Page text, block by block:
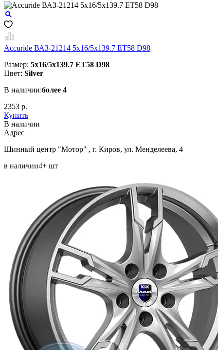
Accuride ВАЗ-21214 5x16/5x139.7 ET58 D98
Размер: 5x16/5x139.7 ET58 D98
Цвет: Silver
В наличии:более 4
2353 р.
Купить
В наличии
Aдрес
Шинный центр "Мотор" , г. Киров, ул. Менделеева, 4
в наличии4+ шт